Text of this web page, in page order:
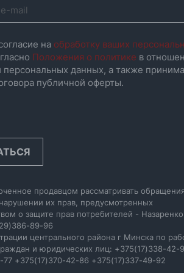
на обработку ваших
Положения о политике в
персональных данных, а также
публичной оферты.
продавцом рассматривать
их прав, предусмотренных
о защите прав потребителей -
89-96
центрального района г Минска по
и юридических лиц: +375(17)338-42-
77 +375(17)370-42-86 +375(17)337-49-92